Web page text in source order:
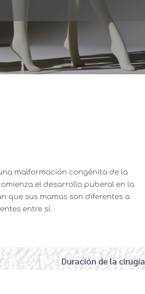
malformación congénita de la
el desarrollo puberal en la
que sus mamas son diferentes a
entre sí.
Duración de la cirugía